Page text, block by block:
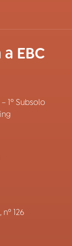
EBC
1º Subsolo
126